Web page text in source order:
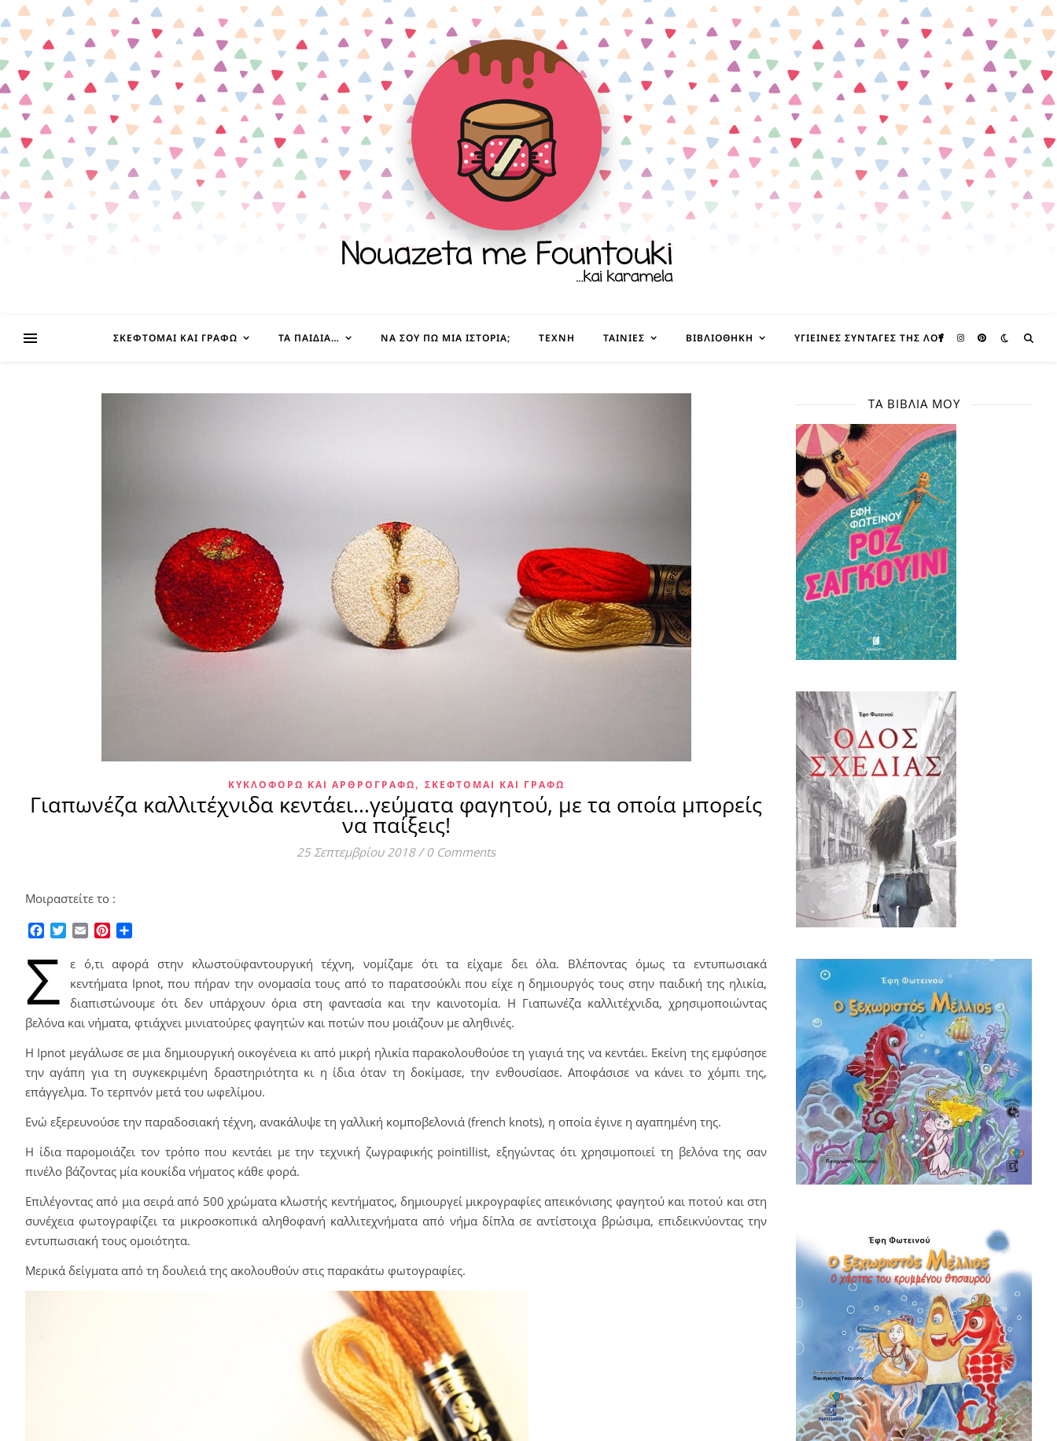
ΣΚΈΦΤΟΜΑΙ ΚΑΙ ΓΡΆΦΩ ΤΑ ΠΑΙΔΊΑ… ΝΑ ΣΟΥ ΠΩ ΜΙΑ ΙΣΤΟΡΊΑ; ΤΈΧΝΗ ΤΑΙΝΊΕΣ ΒΙΒΛΙΟΘΉΚΗ ΥΓΙΕΙΝΈΣ ΣΥΝΤΑΓΈΣ ΤΗΣ ΛΟΥ
ΚΥΚΛΟΦΟΡΏ ΚΑΙ ΑΡΘΡΟΓΡΑΦΏ, ΣΚΈΦΤΟΜΑΙ ΚΑΙ ΓΡΆΦΩ
Γιαπωνέζα καλλιτέχνιδα κεντάει…γεύματα φαγητού, με τα οποία μπορείς
να παίξεις!
25 Σεπτεμβρίου 2018 / 0 Comments
Μοιραστείτε το :
Facebook
TwitterEmailPinterest
Σ
ε ό,τι αφορά στην κλωστοϋφαντουργική τέχνη, νομίζαμε ότι τα είχαμε δει όλα. Βλέποντας όμως τα εντυπωσιακά
κεντήματα Ipnot, που πήραν την ονομασία τους από το παρατσούκλι που είχε η δημιουργός τους στην παιδική της ηλικία,
διαπιστώνουμε ότι δεν υπάρχουν όρια στη φαντασία και την καινοτομία. Η Γιαπωνέζα καλλιτέχνιδα, χρησιμοποιώντας
βελόνα και νήματα, φτιάχνει μινιατούρες φαγητών και ποτών που μοιάζουν με αληθινές.
Η Ipnot μεγάλωσε σε μια δημιουργική οικογένεια κι από μικρή ηλικία παρακολουθούσε τη γιαγιά της να κεντάει. Εκείνη της εμφύσησε
την αγάπη για τη συγκεκριμένη δραστηριότητα κι η ίδια όταν τη δοκίμασε, την ενθουσίασε. Αποφάσισε να κάνει το χόμπι της,
επάγγελμα. Το τερπνόν μετά του ωφελίμου.
Ενώ εξερευνούσε την παραδοσιακή τέχνη, ανακάλυψε τη γαλλική κομποβελονιά (french knots), η οποία έγινε η αγαπημένη της.
Η ίδια παρομοιάζει τον τρόπο που κεντάει με την τεχνική ζωγραφικής pointillist, εξηγώντας ότι χρησιμοποιεί τη βελόνα της σαν
πινέλο βάζοντας μία κουκίδα νήματος κάθε φορά.
Επιλέγοντας από μια σειρά από 500 χρώματα κλωστής κεντήματος, δημιουργεί μικρογραφίες απεικόνισης φαγητού και ποτού και στη
συνέχεια φωτογραφίζει τα μικροσκοπικά αληθοφανή καλλιτεχνήματα από νήμα δίπλα σε αντίστοιχα βρώσιμα, επιδεικνύοντας την
εντυπωσιακή τους ομοιότητα.
Μερικά δείγματα από τη δουλειά της ακολουθούν στις παρακάτω φωτογραφίες.
ΤΑ ΒΙΒΛΊΑ ΜΟΥ